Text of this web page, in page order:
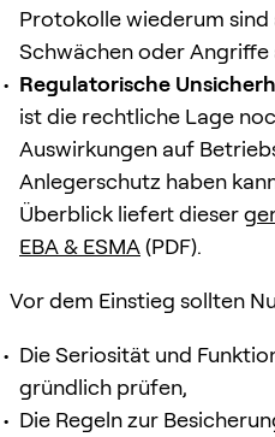
Protokolle wiederum
Schwächen oder
Regulatorische
ist die rechtliche Lage
Auswirkungen auf
Anlegerschutz haben
Überblick liefert dieser
EBA & ESMA (PDF).
Vor dem Einstieg sollten
Die Seriosität und
gründlich prüfen,
Die Regeln zur